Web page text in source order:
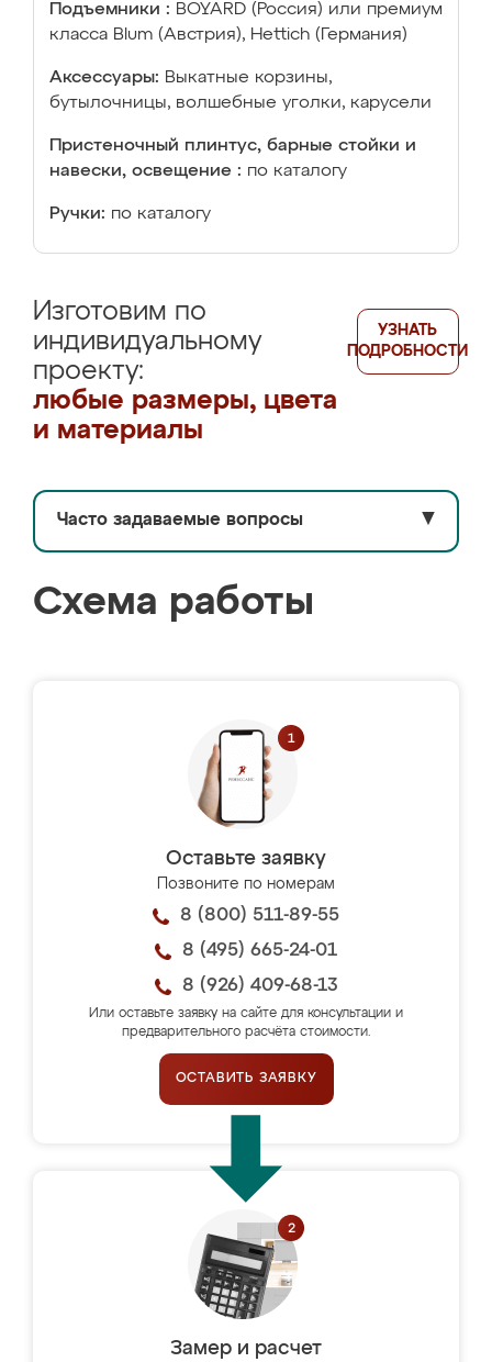
Подъемники : BOYARD (Россия) или премиум
класса Blum (Австрия), Hettich (Германия)
Аксессуары: Выкатные корзины,
бутылочницы, волшебные уголки, карусели
Пристеночный плинтус, барные стойки и
навески, освещение : по каталогу
Ручки: по каталогу
Изготовим по
индивидуальному
проекту:
любые размеры, цвета
и материалы
УЗНАТЬ
ПОДРОБНОСТИ
Часто задаваемые вопросы ▼
Схема работы
Оставьте заявку
Позвоните по номерам
8 (800) 511-89-55
8 (495) 665-24-01
8 (926) 409-68-13
Или оставьте заявку на сайте для консультации и
предварительного расчёта стоимости.
ОСТАВИТЬ ЗАЯВКУ
Замер и расчет